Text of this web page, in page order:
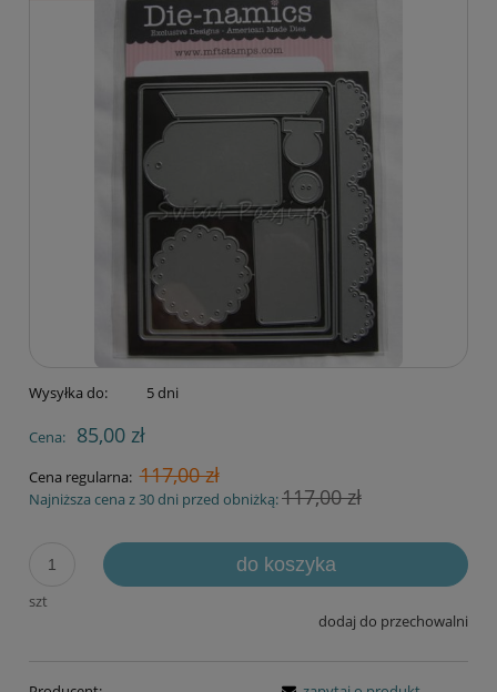
Wysyłka do: 5 dni
Cena: 85,00 zł
Cena regularna: 117,00 zł
Najniższa cena z 30 dni przed obniżką:117,00 zł
szt
do koszyka
dodaj do przechowalni